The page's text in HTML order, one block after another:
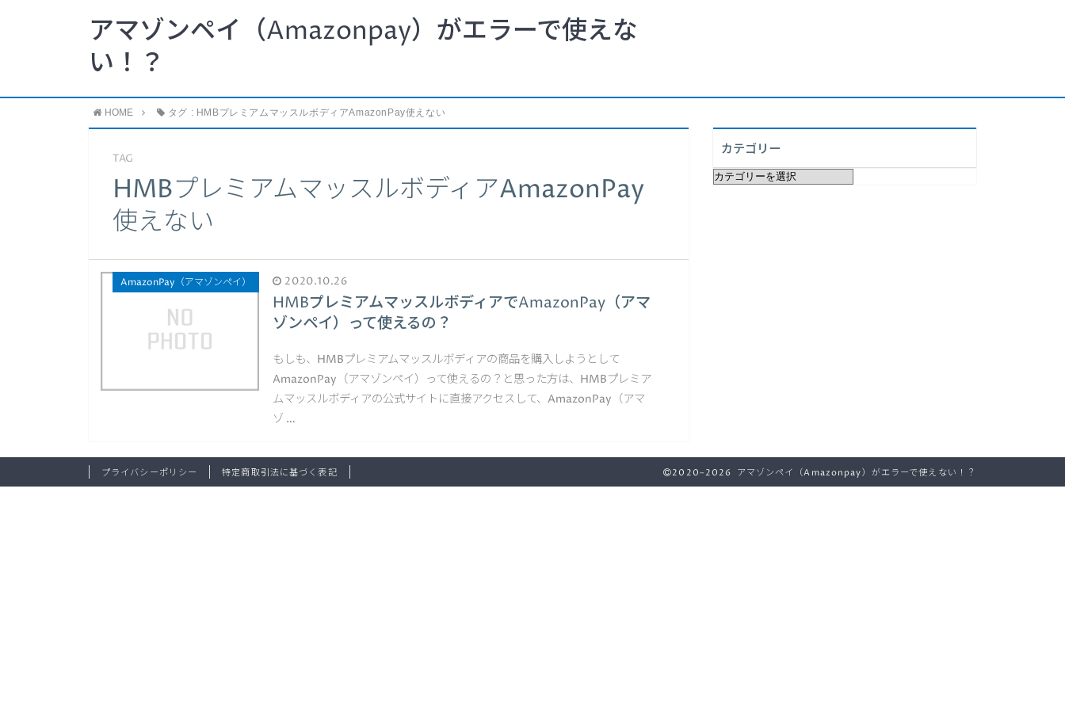
アマゾンペイ（Amazonpay）がエラーで使えな
い！？
HOME タグ : HMBプレミアムマッスルボディアAmazonPay使えない
TAG
HMBプレミアムマッスルボディアAmazonPay
使えない
AmazonPay（アマゾンペイ） 2020.10.26
HMBプレミアムマッスルボディアでAmazonPay（アマ
ゾンペイ）って使えるの？
もしも、HMBプレミアムマッスルボディアの商品を購入しようとして
AmazonPay（アマゾンペイ）って使えるの？と思った方は、HMBプレミア
ムマッスルボディアの公式サイトに直接アクセスして、AmazonPay（アマ
ゾ …
カテゴリー
プライバシーポリシー 特定商取引法に基づく表記 2020–2026 アマゾンペイ（Amazonpay）がエラーで使えない！？